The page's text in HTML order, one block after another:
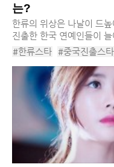
는?
한류의 위상은 나날이 드
진출한 한국 연예인들이
가 그야말로 어마어마하기
#한류스타 #중국진출스타
#중국진출한국스타 #추